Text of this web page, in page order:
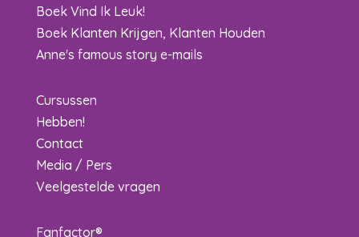
Boek Vind Ik Leuk!
Boek Klanten Krijgen, Klanten Houden
Anne's famous story e-mails
Cursussen
Hebben!
Contact
Media / Pers
Veelgestelde vragen
Fanfactor®